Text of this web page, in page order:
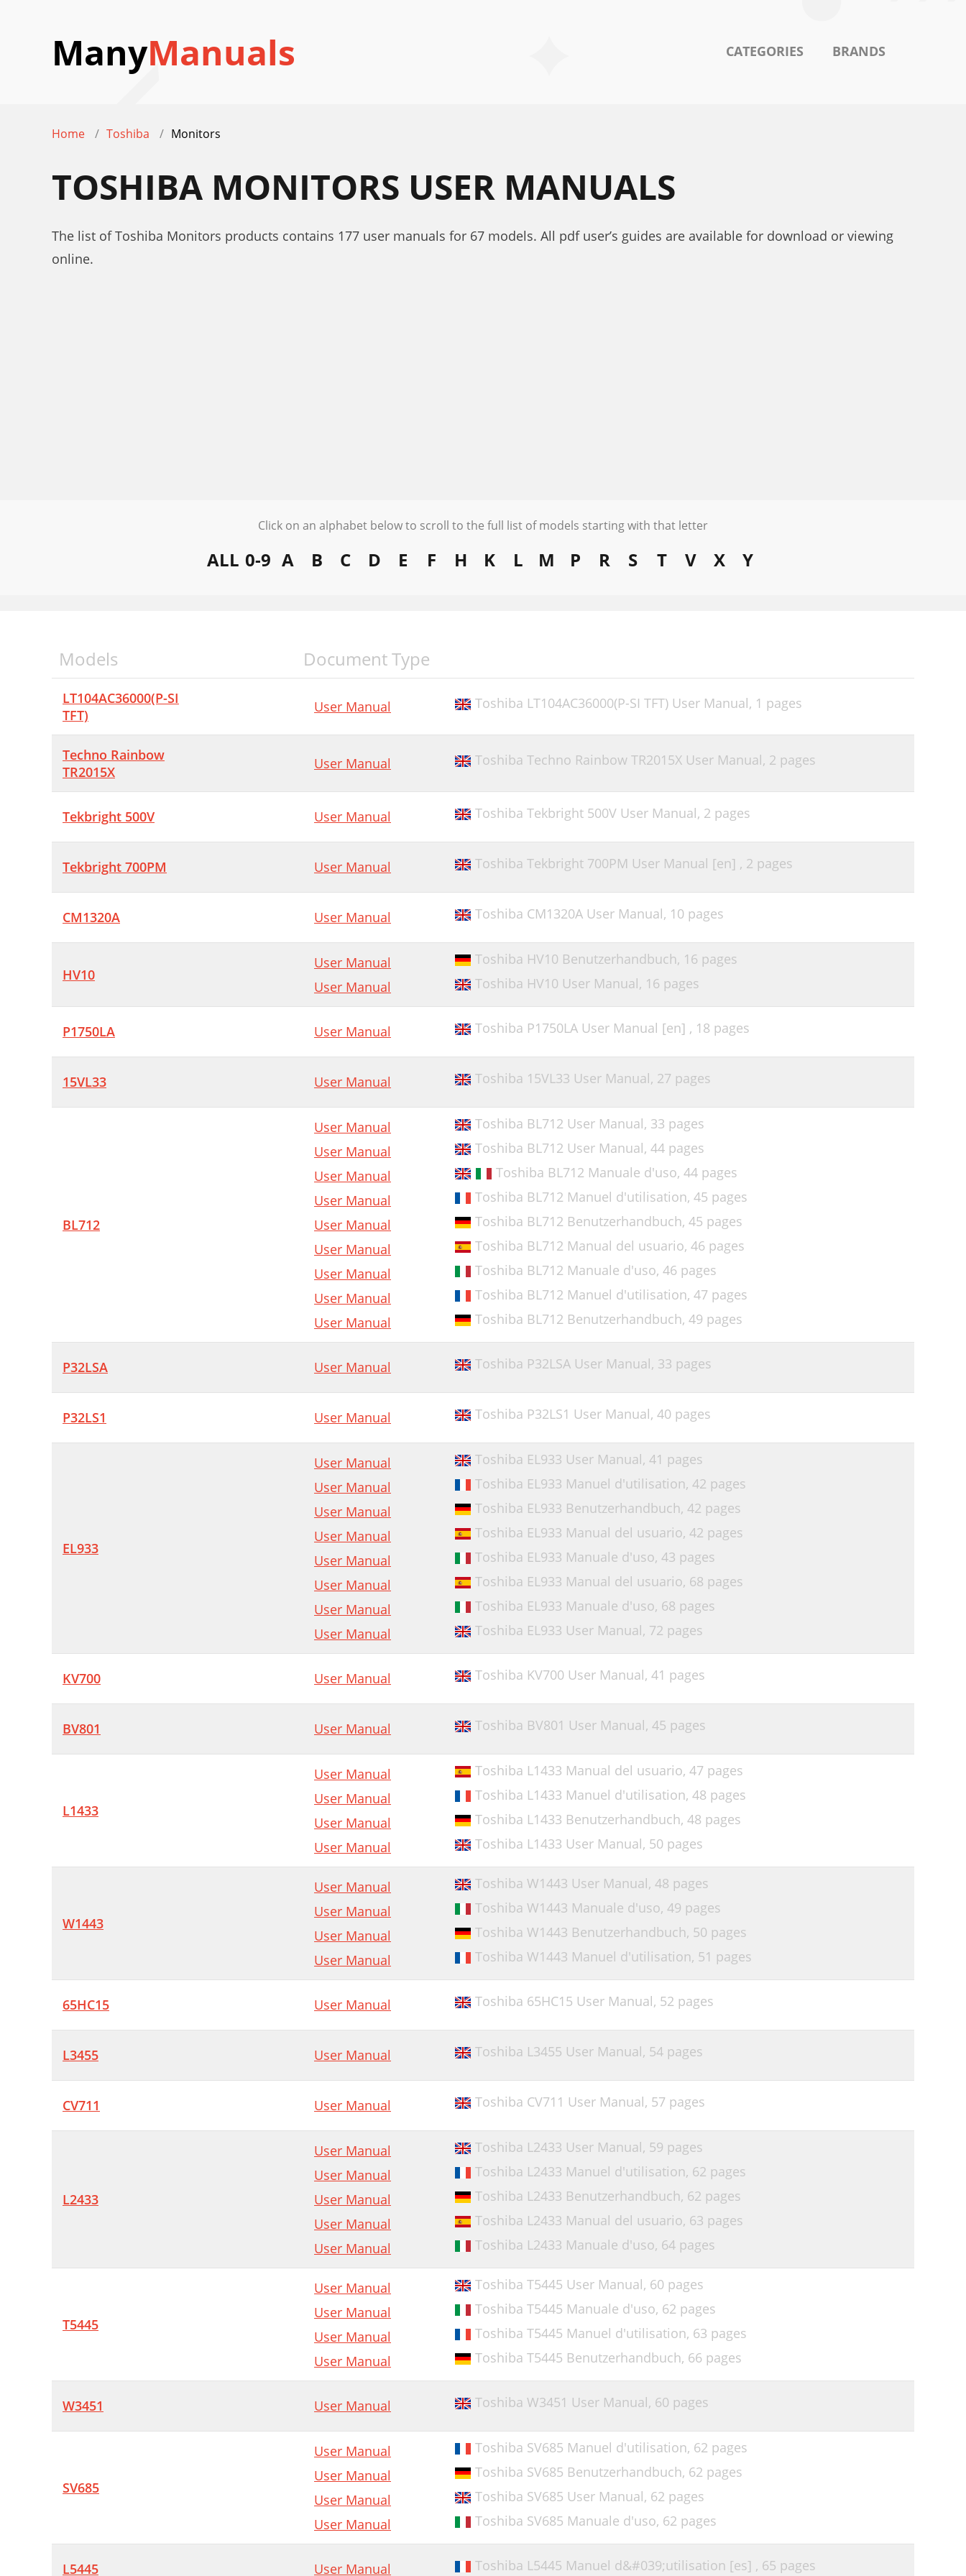
ManyManuals CATEGORIES BRANDS
Home Toshiba Monitors
TOSHIBA MONITORS USER MANUALS
The list of Toshiba Monitors products contains 177 user manuals for 67 models. All pdf user’s guides are available for download or viewing
online.
Click on an alphabet below to scroll to the full list of models starting with that letter
ALL 0-9 A B C D E F H K L M P R S T V X Y
Models Document Type
LT104AC36000(P-SI
TFT)
User Manual Toshiba LT104AC36000(P-SI TFT) User Manual, 1 pages
Techno Rainbow
TR2015X
User Manual Toshiba Techno Rainbow TR2015X User Manual, 2 pages
Tekbright 500V User Manual Toshiba Tekbright 500V User Manual, 2 pages
Tekbright 700PM User Manual Toshiba Tekbright 700PM User Manual [en] , 2 pages
CM1320A User Manual Toshiba CM1320A User Manual, 10 pages
HV10
User Manual Toshiba HV10 Benutzerhandbuch, 16 pages
User Manual
Toshiba HV10 User Manual, 16 pages
P1750LA User Manual Toshiba P1750LA User Manual [en] , 18 pages
15VL33 User Manual Toshiba 15VL33 User Manual, 27 pages
BL712
User Manual Toshiba BL712 User Manual, 33 pages
User Manual
Toshiba BL712 User Manual, 44 pages
User Manual
Toshiba BL712 Manuale d'uso, 44 pages
User Manual
Toshiba BL712 Manuel d'utilisation, 45 pages
User Manual
Toshiba BL712 Benutzerhandbuch, 45 pages
User Manual
Toshiba BL712 Manual del usuario, 46 pages
User Manual
Toshiba BL712 Manuale d'uso, 46 pages
User Manual
Toshiba BL712 Manuel d'utilisation, 47 pages
User Manual
Toshiba BL712 Benutzerhandbuch, 49 pages
P32LSA User Manual Toshiba P32LSA User Manual, 33 pages
P32LS1 User Manual Toshiba P32LS1 User Manual, 40 pages
EL933
User Manual Toshiba EL933 User Manual, 41 pages
User Manual
Toshiba EL933 Manuel d'utilisation, 42 pages
User Manual
Toshiba EL933 Benutzerhandbuch, 42 pages
User Manual
Toshiba EL933 Manual del usuario, 42 pages
User Manual
Toshiba EL933 Manuale d'uso, 43 pages
User Manual
Toshiba EL933 Manual del usuario, 68 pages
User Manual
Toshiba EL933 Manuale d'uso, 68 pages
User Manual
Toshiba EL933 User Manual, 72 pages
KV700 User Manual Toshiba KV700 User Manual, 41 pages
BV801 User Manual Toshiba BV801 User Manual, 45 pages
L1433
User Manual Toshiba L1433 Manual del usuario, 47 pages
User Manual
Toshiba L1433 Manuel d'utilisation, 48 pages
User Manual
Toshiba L1433 Benutzerhandbuch, 48 pages
User Manual
Toshiba L1433 User Manual, 50 pages
W1443
User Manual Toshiba W1443 User Manual, 48 pages
User Manual
Toshiba W1443 Manuale d'uso, 49 pages
User Manual
Toshiba W1443 Benutzerhandbuch, 50 pages
User Manual
Toshiba W1443 Manuel d'utilisation, 51 pages
65HC15 User Manual Toshiba 65HC15 User Manual, 52 pages
L3455 User Manual Toshiba L3455 User Manual, 54 pages
CV711 User Manual Toshiba CV711 User Manual, 57 pages
L2433
User Manual Toshiba L2433 User Manual, 59 pages
User Manual
Toshiba L2433 Manuel d'utilisation, 62 pages
User Manual
Toshiba L2433 Benutzerhandbuch, 62 pages
User Manual
Toshiba L2433 Manual del usuario, 63 pages
User Manual
Toshiba L2433 Manuale d'uso, 64 pages
T5445
User Manual Toshiba T5445 User Manual, 60 pages
User Manual
Toshiba T5445 Manuale d'uso, 62 pages
User Manual
Toshiba T5445 Manuel d'utilisation, 63 pages
User Manual
Toshiba T5445 Benutzerhandbuch, 66 pages
W3451 User Manual Toshiba W3451 User Manual, 60 pages
SV685
User Manual Toshiba SV685 Manuel d'utilisation, 62 pages
User Manual
Toshiba SV685 Benutzerhandbuch, 62 pages
User Manual
Toshiba SV685 User Manual, 62 pages
User Manual
Toshiba SV685 Manuale d'uso, 62 pages
L5445 User Manual Toshiba L5445 Manuel d&#039;utilisation [es] , 65 pages